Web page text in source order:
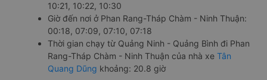
10:21, 10:22, 10:30
Giờ đến nơi ở Phan Rang-Tháp Chàm - Ninh Thuận:
00:18, 07:09, 07:10, 07:18
Thời gian chạy từ Quảng Ninh - Quảng Bình đi Phan
Rang-Tháp Chàm - Ninh Thuận của nhà xe Tân
Quang Dũng khoảng: 20.8 giờ